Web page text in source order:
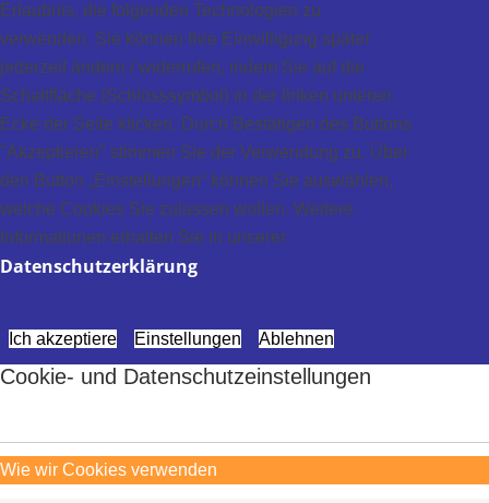
Erlaubnis, die folgenden Technologien zu
verwenden. Sie können Ihre Einwilligung später
jederzeit ändern / widerrufen, indem Sie auf die
Schaltfläche (Schlosssymbol) in der linken unteren
Ecke der Seite klicken. Durch Bestätigen des Buttons
"Akzeptieren" stimmen Sie der Verwendung zu. Über
den Button „Einstellungen“ können Sie auswählen,
welche Cookies Sie zulassen wollen. Weitere
Informationen erhalten Sie in unserer
Datenschutzerklärung.
Ich akzeptiere Einstellungen Ablehnen
Cookie- und Datenschutzeinstellungen
Wie wir Cookies verwenden